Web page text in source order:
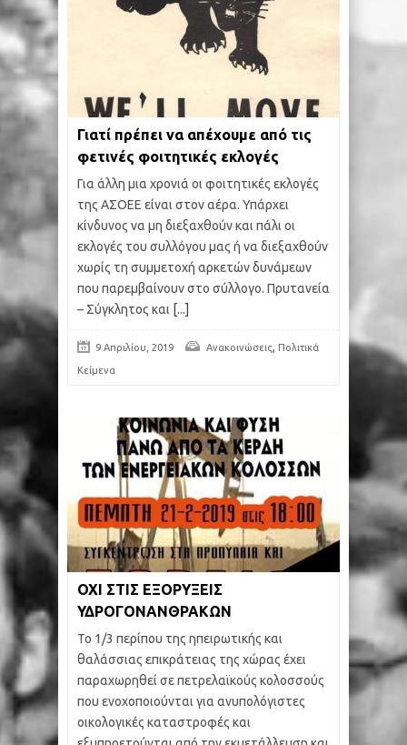
Γιατί πρέπει να απέχουμε από τις
φετινές φοιτητικές εκλογές
Για άλλη μια χρονιά οι φοιτητικές εκλογές
της ΑΣΟΕΕ είναι στον αέρα. Υπάρχει
κίνδυνος να μη διεξαχθούν και πάλι οι
εκλογές του συλλόγου μας ή να διεξαχθούν
χωρίς τη συμμετοχή αρκετών δυνάμεων
που παρεμβαίνουν στο σύλλογο. Πρυτανεία
– Σύγκλητος και [...]
9 Απριλίου, 2019 Ανακοινώσεις, Πολιτικά
Κείμενα
ΟΧΙ ΣΤΙΣ ΕΞΟΡΥΞΕΙΣ
ΥΔΡΟΓΟΝΑΝΘΡΑΚΩΝ
Το 1/3 περίπου της ηπειρωτικής και
θαλάσσιας επικράτειας της χώρας έχει
παραχωρηθεί σε πετρελαϊκούς κολοσσούς
που ενοχοποιούνται για ανυπολόγιστες
οικολογικές καταστροφές και